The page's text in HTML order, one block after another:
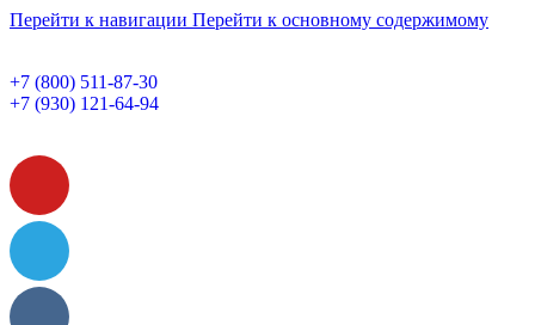
Перейти к навигации Перейти к основному содержимому
+7 (800) 511-87-30
+7 (930) 121-64-94